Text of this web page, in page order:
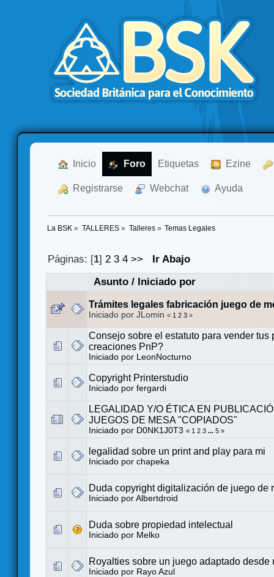
Inicio Foro Etiquetas Ezine
Registrarse Webchat Ayuda
La BSK » TALLERES» Talleres» Temas Legales
Páginas: [1]2 3 4 >>
Ir Abajo
Asunto/ Iniciado por
Trámites legales fabricación juego de
Iniciado por JLomin « 1 2 3 »
Consejo sobre el estatuto para vender tus
creaciones PnP?
Iniciado por LeonNocturno
Copyright Printerstudio
Iniciado por fergardi
LEGALIDAD Y/O ÉTICA EN
JUEGOS DE MESA "COPIADOS"
Iniciado por D0NK1J0T3 « 1 2 3 ... 5 »
legalidad sobre un print and play para mi
Iniciado por chapeka
Duda copyright digitalización de juego de
Iniciado por Albertdroid
Duda sobre propiedad intelectual
Iniciado por Melko
Royalties sobre un juego adaptado desde
Iniciado por Rayo Azul